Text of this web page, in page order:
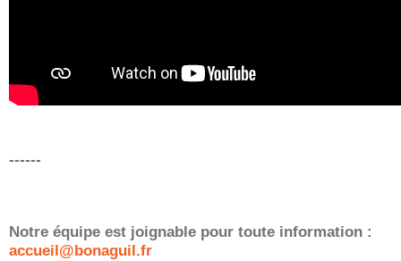
------
Notre équipe est joignable pour toute information :
accueil@bonaguil.fr